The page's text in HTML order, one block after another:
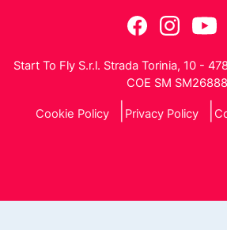
Start To Fly S.r.l. Strada Torinia, 10 -
COE SM SM26888
Cookie Policy Privacy Policy